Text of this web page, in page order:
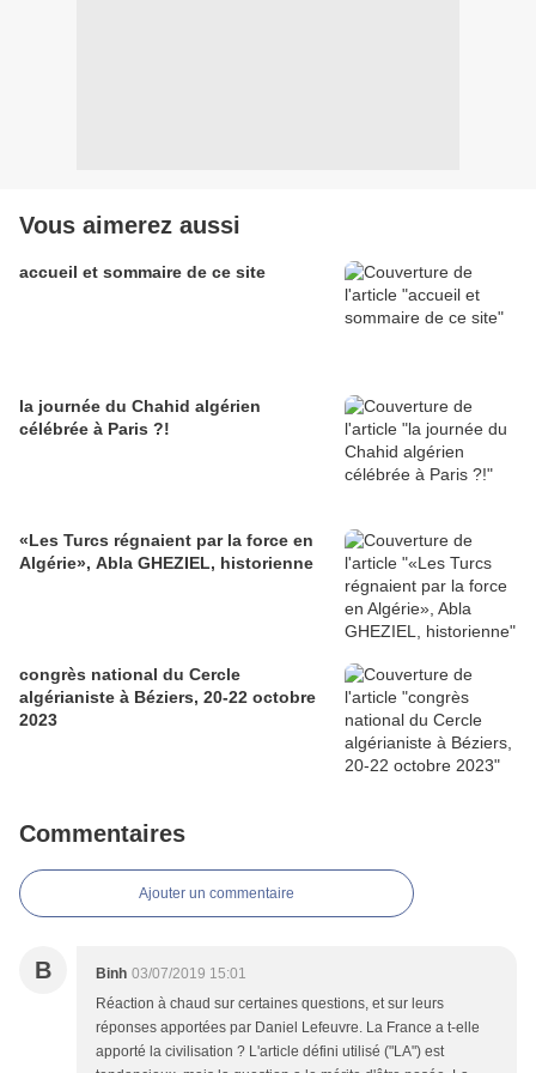
Vous aimerez aussi
accueil et sommaire de ce site
la journée du Chahid algérien
célébrée à Paris ?!
«Les Turcs régnaient par la force en
Algérie», Abla GHEZIEL, historienne
congrès national du Cercle
algérianiste à Béziers, 20-22 octobre
2023
Commentaires
Ajouter un commentaire
B Binh 03/07/2019 15:01
Réaction à chaud sur certaines questions, et sur leurs
réponses apportées par Daniel Lefeuvre. La France a t-elle
apporté la civilisation ? L'article défini utilisé ("LA") est